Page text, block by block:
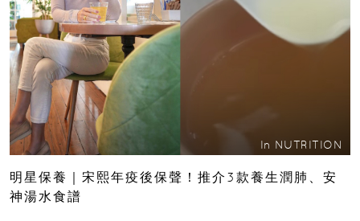
In NUTRITION
明星保養｜宋熙年疫後保聲！推介3款養生潤肺、安
神湯水食譜